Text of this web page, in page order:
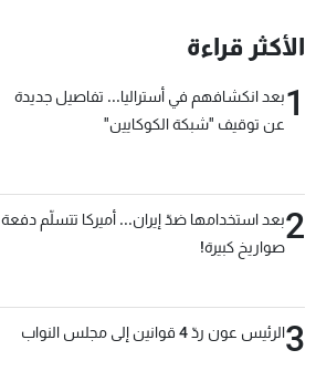
الأكثر قراءة
1بعد انكشافهم في أستراليا... تفاصيل جديدة
عن توقيف "شبكة الكوكايين"
2بعد استخدامها ضدّ إيران... أميركا تتسلّم دفعة
صواريخ كبيرة!
3الرئيس عون ردّ 4 قوانين إلى مجلس النواب